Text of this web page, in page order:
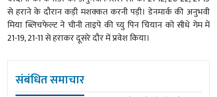
से हराने के दौरान कड़ी मशक्कत करनी पड़ी। डेनमार्क की अनुभवी
मिया ब्लिचफेल्ट ने चीनी ताइपे की च्यु पिन चियान को सीधे गेम में
21-19, 21-11 से हराकर दूसरे दौर में प्रवेश किया।
संबंधित समाचार